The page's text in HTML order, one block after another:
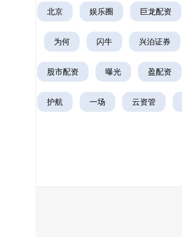
北京 娱乐圈 巨龙配资
为何 闪牛 兴泊证券
股市配资 曝光 盈配资
护航 一场 云资管